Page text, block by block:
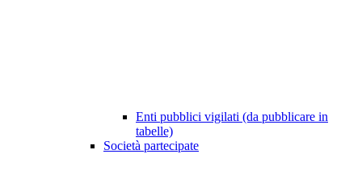
Enti pubblici vigilati (da pubblicare in
tabelle)
Società partecipate